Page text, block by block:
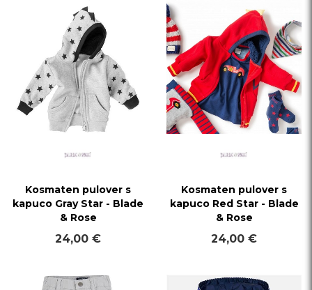
Kosmaten pulover s
kapuco Gray Star - Blade
& Rose
24,00 €
Kosmaten pulover s
kapuco Red Star - Blade
& Rose
24,00 €